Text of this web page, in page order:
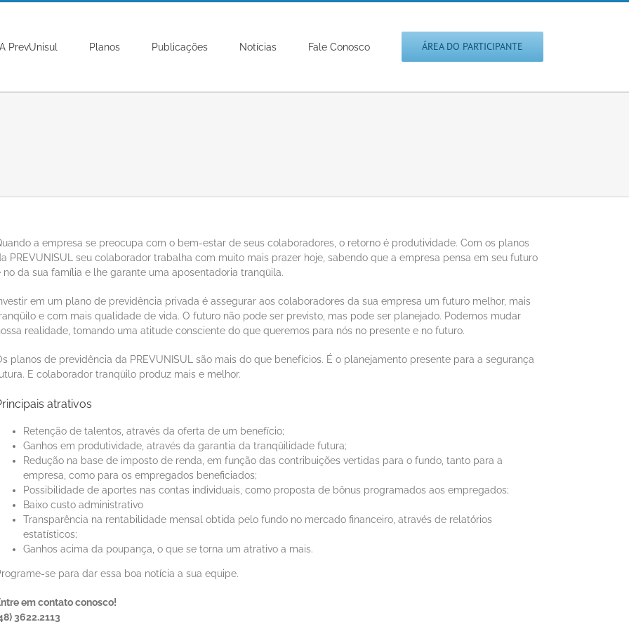
A PrevUnisul Planos Publicações Notícias Fale Conosco ÁREA DO PARTICIPANTE
a empresa se preocupa com o bem-estar de seus colaboradores, o retorno é produtividade. Com os planos
PREVUNISUL seu colaborador trabalha com muito mais prazer hoje, sabendo que a empresa pensa em seu futuro
no da sua família e lhe garante uma aposentadoria tranqüila.
em um plano de previdência privada é assegurar aos colaboradores da sua empresa um futuro melhor, mais
e com mais qualidade de vida. O futuro não pode ser previsto, mas pode ser planejado. Podemos mudar
realidade, tomando uma atitude consciente do que queremos para nós no presente e no futuro.
planos de previdência da PREVUNISUL são mais do que benefícios. É o planejamento presente para a segurança
E colaborador tranqüilo produz mais e melhor.
atrativos
Retenção de talentos, através da oferta de um benefício;
Ganhos em produtividade, através da garantia da tranqüilidade futura;
Redução na base de imposto de renda, em função das contribuições vertidas para o fundo, tanto para a
empresa, como para os empregados beneficiados;
Possibilidade de aportes nas contas individuais, como proposta de bônus programados aos empregados;
Baixo custo administrativo
Transparência na rentabilidade mensal obtida pelo fundo no mercado financeiro, através de relatórios
estatísticos;
Ganhos acima da poupança, o que se torna um atrativo a mais.
se para dar essa boa notícia a sua equipe.
em contato conosco!
3622.2113